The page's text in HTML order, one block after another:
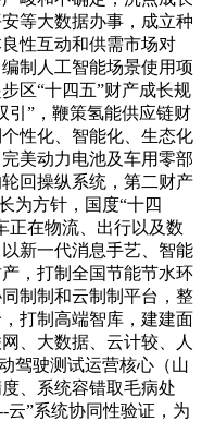
等大数据办事，成立种
性互动和供需市场对
制人工智能场景使用项
区“十四五”财产成长规
引”，鞭策氢能供应链财
性化、智能化、生态化
美动力电池及车用零部
回操纵系统，第二财产
为方针，国度“十四
正在物流、出行以及数
新一代消息手艺、智能
，打制全国节能节水环
制制和云制制平台，整
打制高端智库，建建面
、大数据、云计较、人
驾驶测试运营核心（山
、系统容错取毛病处
云”系统协同性验证，为